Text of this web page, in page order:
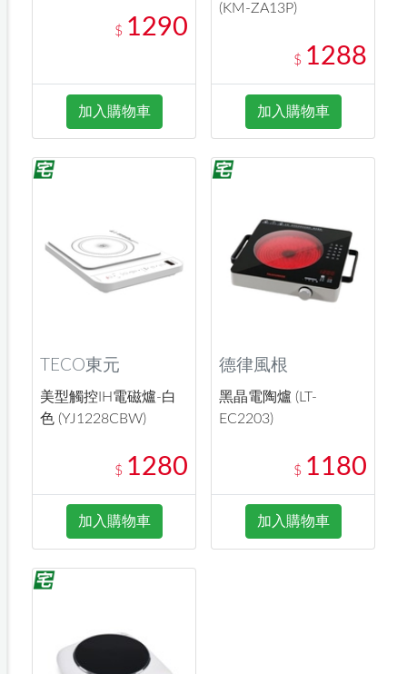
$ 1290
加入購物車
(KM-ZA13P)
$ 1288
加入購物車
TECO東元
美型觸控IH電磁爐-白
色 (YJ1228CBW)
$ 1280
加入購物車
德律風根
黑晶電陶爐 (LT-
EC2203)
$ 1180
加入購物車